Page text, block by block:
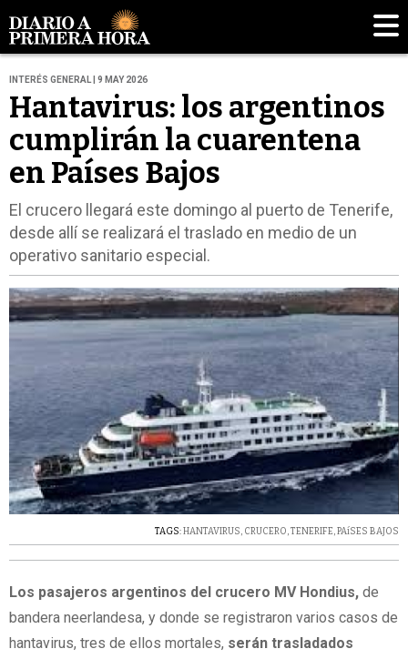
INTERÉS GENERAL | 9 MAY 2026
Hantavirus: los argentinos
cumplirán la cuarentena
en Países Bajos
El crucero llegará este domingo al puerto de Tenerife,
desde allí se realizará el traslado en medio de un
operativo sanitario especial.
TAGS:HANTAVIRUS, CRUCERO,TENERIFE,PAíSES BAJOS
Los pasajeros argentinos del crucero MV Hondius, de
bandera neerlandesa, y donde se registraron varios casos de
hantavirus, tres de ellos mortales, serán trasladados